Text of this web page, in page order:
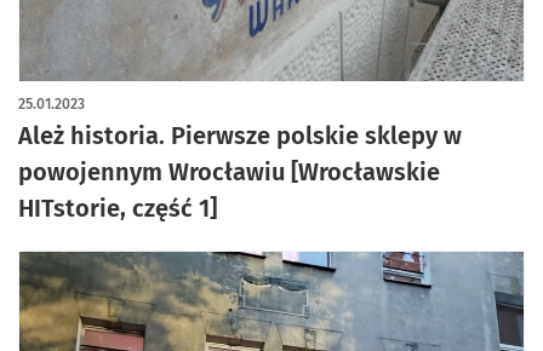
Ależ historia. Pierwsze polskie sklepy w
powojennym Wrocławiu [Wrocławskie
HITstorie, część 1]
25.01.2023